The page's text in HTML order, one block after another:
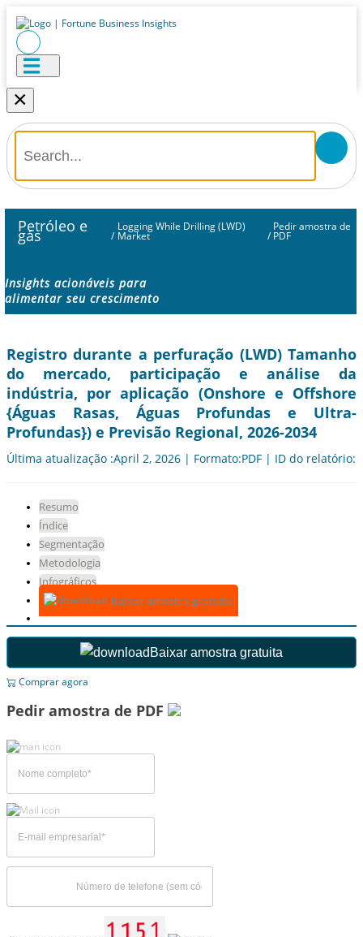
×
Petróleo e
gás /
Logging While Drilling (LWD)
Market /
Pedir amostra de
PDF
Insights acionáveis ​​para
alimentar seu crescimento
Registro durante a perfuração (LWD) Tamanho
do mercado, participação e análise da
indústria, por aplicação (Onshore e Offshore
{Águas Rasas, Águas Profundas e Ultra-
Profundas}) e Previsão Regional, 2026-2034
Última atualização :April 2, 2026 | Formato:PDF | ID do relatório:
Resumo
Índice
Segmentação
Metodologia
Infográficos
Baixar amostra gratuita
Baixar amostra gratuita
Comprar agora
Pedir amostra de PDF